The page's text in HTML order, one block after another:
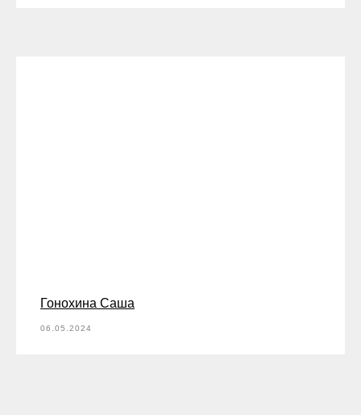
Гонохина Саша
06.05.2024